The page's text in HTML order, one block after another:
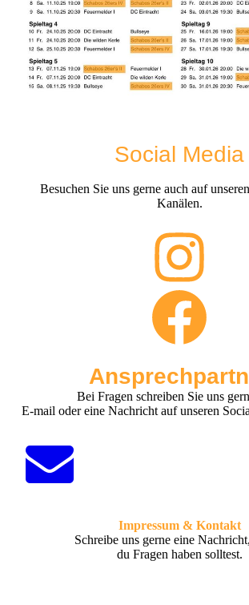
Social Media
Besuchen Sie uns gerne auch auf
Kanälen.
Bei Fragen schreiben Sie uns
E-mail oder eine Nachricht auf unseren
Impressum & Kontakt
Schreibe uns gerne eine
du Fragen haben solltest.